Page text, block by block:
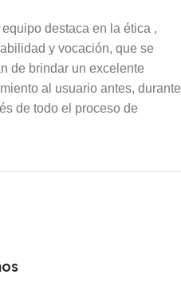
equipo destaca en la ética ,
y vocación, que se
de brindar un excelente
al usuario antes, durante
de todo el proceso de